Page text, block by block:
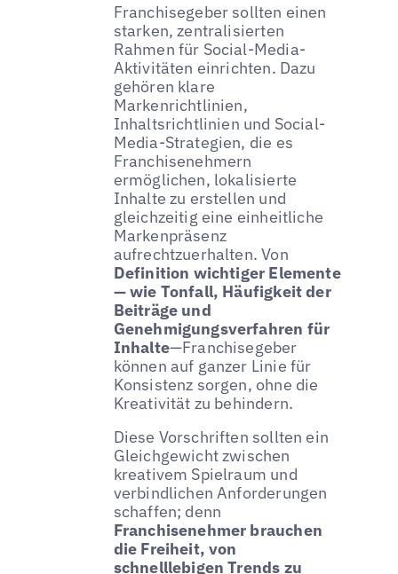
Franchisegeber sollten einen
starken, zentralisierten
Rahmen für Social-Media-
Aktivitäten einrichten. Dazu
gehören klare
Markenrichtlinien,
Inhaltsrichtlinien und Social-
Media-Strategien, die es
Franchisenehmern
ermöglichen, lokalisierte
Inhalte zu erstellen und
gleichzeitig eine einheitliche
Markenpräsenz
aufrechtzuerhalten. Von
Definition wichtiger Elemente
— wie Tonfall, Häufigkeit der
Beiträge und
Genehmigungsverfahren für
Inhalte—Franchisegeber
können auf ganzer Linie für
Konsistenz sorgen, ohne die
Kreativität zu behindern.
Diese Vorschriften sollten ein
Gleichgewicht zwischen
kreativem Spielraum und
verbindlichen Anforderungen
schaffen; denn
Franchisenehmer brauchen
die Freiheit, von
schnelllebigen Trends zu